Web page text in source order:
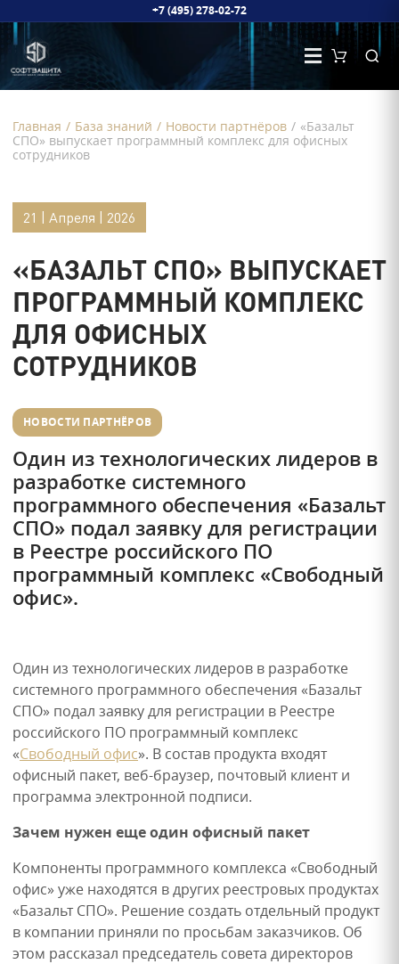
+7 (495) 278-02-72
Главная / База знаний / Новости партнёров / «Базальт
СПО» выпускает программный комплекс для офисных
сотрудников
21 | Апреля | 2026
«БАЗАЛЬТ СПО» ВЫПУСКАЕТ
ПРОГРАММНЫЙ КОМПЛЕКС
ДЛЯ ОФИСНЫХ
СОТРУДНИКОВ
НОВОСТИ ПАРТНЁРОВ
Один из технологических лидеров в
разработке системного
программного обеспечения «Базальт
СПО» подал заявку для регистрации
в Реестре российского ПО
программный комплекс «Свободный
офис».
Один из технологических лидеров в разработке
системного программного обеспечения «Базальт
СПО» подал заявку для регистрации в Реестре
российского ПО программный комплекс
«Свободный офис». В состав продукта входят
офисный пакет, веб-браузер, почтовый клиент и
программа электронной подписи.
Зачем нужен еще один офисный пакет
Компоненты программного комплекса «Свободный
офис» уже находятся в других реестровых продуктах
«Базальт СПО». Решение создать отдельный продукт
в компании приняли по просьбам заказчиков. Об
этом рассказал председатель совета директоров